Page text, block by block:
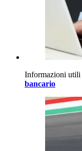
Informazioni utili
bancario